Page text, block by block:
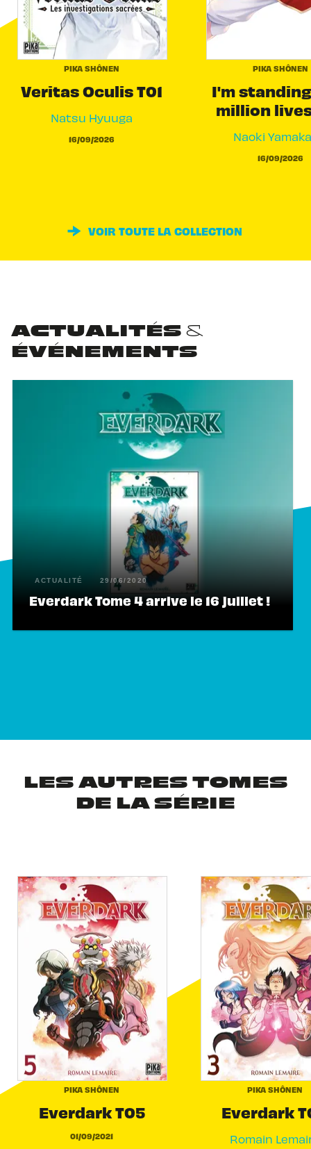
PIKA SHÔNEN
Veritas Oculis T01
Natsu Hyuuga
16/09/2026
PIKA SHÔNEN
I'm
million
Naoki
16/09/2026
VOIR TOUTE LA COLLECTION
ACTUALITÉS &
ÉVÉNEMENTS
ACTUALITÉ 29/06/2020
Everdark Tome 4 arrive le 16 juillet !
LES AUTRES TOMES
DE LA SÉRIE
PIKA SHÔNEN
Everdark T05
01/09/2021
PIKA SHÔNEN
Everdark
Romain